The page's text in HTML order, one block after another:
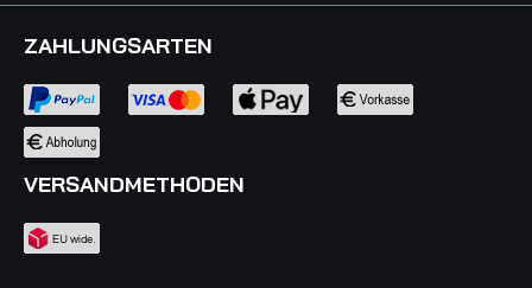
ZAHLUNGSARTEN
VERSANDMETHODEN